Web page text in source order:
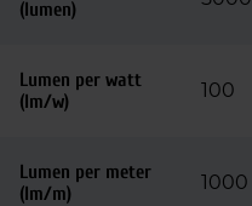
(lumen)
Lumen per watt
(lm/w)
100
Lumen per meter
(lm/m)
1000